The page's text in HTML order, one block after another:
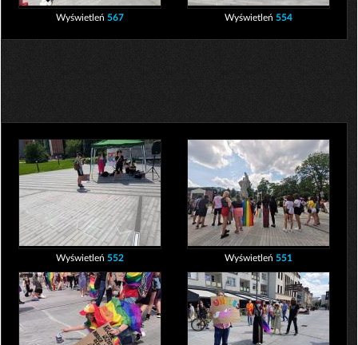
Wyświetleń 567 Wyświetleń 554
Wyświetleń 552 Wyświetleń 551